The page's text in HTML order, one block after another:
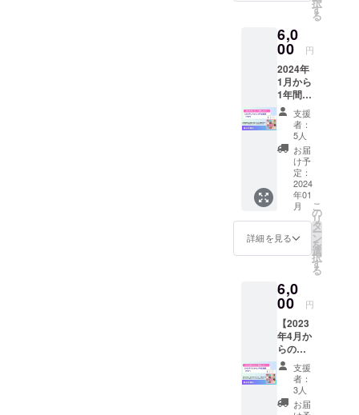
ンド
派？失
語症か
らの復
職のあ
り方 8
月号
右脳損
傷 片
手料理
を極め
る、楽
しむ！
お
な3人の
女性
品懐石
料理の
板前さ
ん 9月
号 高
次脳機
能障
害
「もっ
と知っ
てほし
・御礼
セージ
をお送
りいた
しま
す！
す
る
6,0
00 円
2024年
1月から
1年間購
読
（PDF
） ※冊
子郵送
の場合
は、郵
送先を
お知ら
せくだ
さい。
寄贈も
承りま
す。
PDF
も、受
取先の
メール
アドレ
スをお
知らせ
くださ
い。
支援
者：
5人
お届
け予
定：
2024
年01
月
詳細を見る
こ
の
リ
タ
ー
ン
を
選
択
す
る
6,0
00 円
【2023
年4月か
らの
バック
ナン
バー】1
年間購
支援
者：
3人
お届